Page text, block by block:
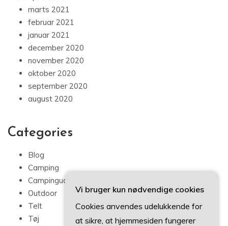
marts 2021
februar 2021
januar 2021
december 2020
november 2020
oktober 2020
september 2020
august 2020
Categories
Blog
Camping
Campingudstyr
Outdoor
Telt
Tøj
Vi bruger kun nødvendige cookies
Cookies anvendes udelukkende for
at sikre, at hjemmesiden fungerer